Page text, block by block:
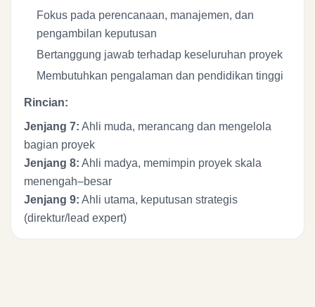
Fokus pada perencanaan, manajemen, dan
pengambilan keputusan
Bertanggung jawab terhadap keseluruhan proyek
Membutuhkan pengalaman dan pendidikan tinggi
Rincian:
Jenjang 7: Ahli muda, merancang dan mengelola
bagian proyek
Jenjang 8: Ahli madya, memimpin proyek skala
menengah–besar
Jenjang 9: Ahli utama, keputusan strategis
(direktur/lead expert)